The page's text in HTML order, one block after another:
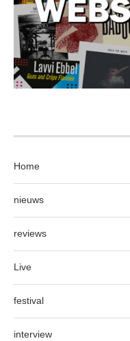
Home
nieuws
reviews
Live
festival
interview